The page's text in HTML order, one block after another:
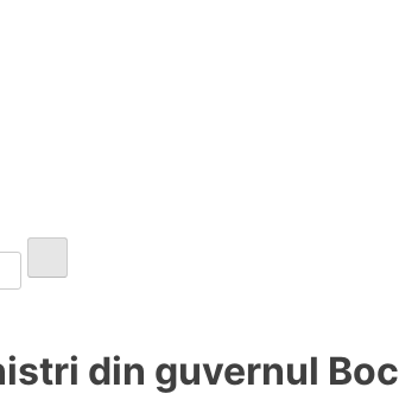
din guvernul Boc